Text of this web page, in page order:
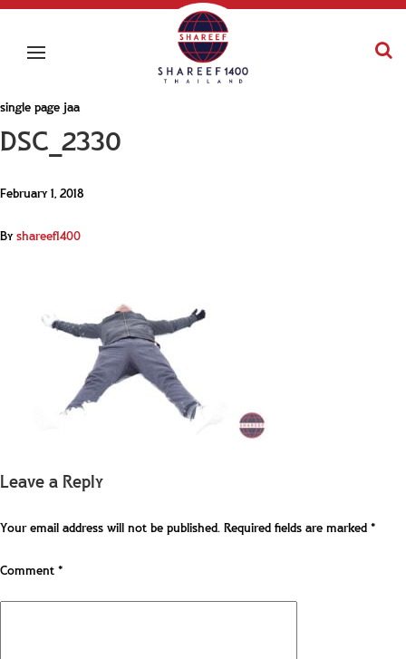
single page jaa
DSC_2330
February 1, 2018
Byshareef1400
Leave a Reply
Your email address will not be published.Required fields are marked*
Comment*